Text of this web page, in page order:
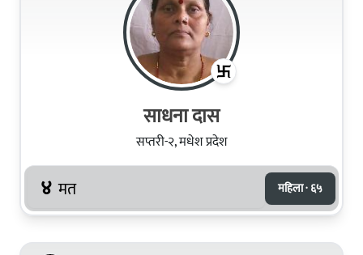
साधना दास
सप्तरी-२, मधेश प्रदेश
४ मत महिला · ६५